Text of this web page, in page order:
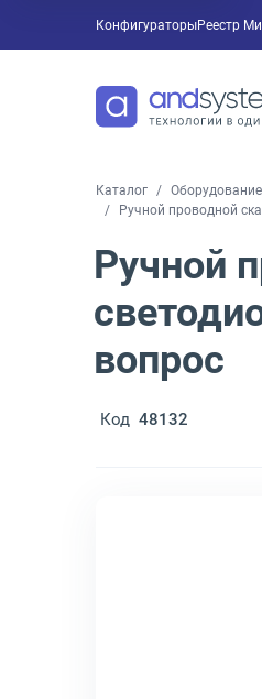
КонфигураторыРеестр
Каталог
Ручной проводной
Ручной
вопрос
Код 48132